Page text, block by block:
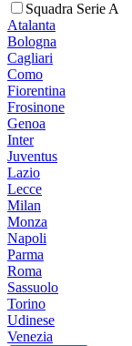
Squadra Serie A
Atalanta
Bologna
Cagliari
Como
Fiorentina
Frosinone
Genoa
Inter
Juventus
Lazio
Lecce
Milan
Monza
Napoli
Parma
Roma
Sassuolo
Torino
Udinese
Venezia